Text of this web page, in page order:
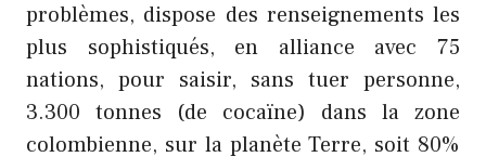
problèmes, dispose des renseignements les
plus sophistiqués, en alliance avec 75
nations, pour saisir, sans tuer personne,
3.300 tonnes (de cocaïne) dans la zone
colombienne, sur la planète Terre, soit 80%